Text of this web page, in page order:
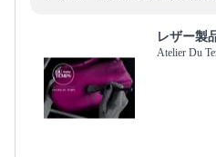
レザー製
Atelier Du